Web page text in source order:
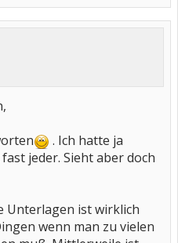
. Ich hatte ja
jeder. Sieht aber doch
Unterlagen ist wirklich
wenn man zu vielen